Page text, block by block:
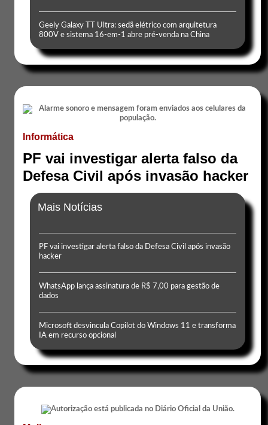
Geely Galaxy TT Ultra: sedã elétrico com arquitetura
800V e sistema 16-em-1 abre pré-venda na China
Informática
PF vai investigar alerta falso da
Defesa Civil após invasão hacker
Mais Notícias
PF vai investigar alerta falso da Defesa Civil após invasão
hacker
WhatsApp lança assinatura de R$ 7,00 para gestão de
dados
Microsoft desvincula Copilot do Windows 11 e transforma
IA em recurso opcional